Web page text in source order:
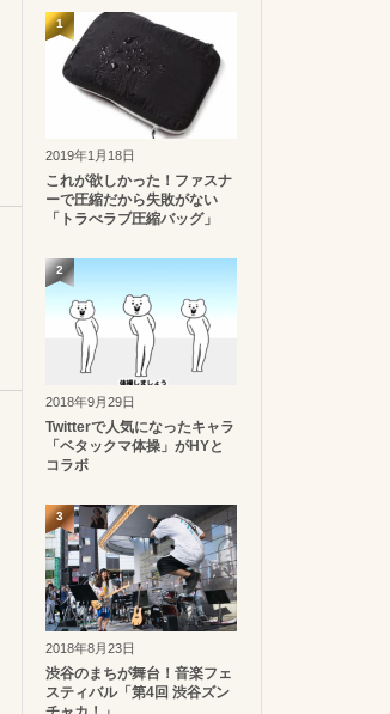
2019年1月18日
これが欲しかった！ファスナ
ーで圧縮だから失敗がない
「トラべラブ圧縮バッグ」
1
2018年9月29日
Twitterで人気になったキャラ
「ベタックマ体操」がHYと
コラボ
2
2018年8月23日
渋谷のまちが舞台！音楽フェ
スティバル「第4回 渋谷ズン
3